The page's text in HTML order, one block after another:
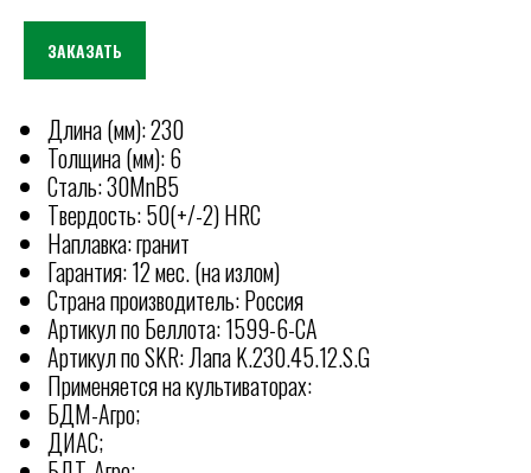
ЗАКАЗАТЬ
Длина (мм): 230
Толщина (мм): 6
Сталь: 30MnB5
Твердость: 50(+/-2) HRC
Наплавка: гранит
Гарантия: 12 мес. (на излом)
Страна производитель: Россия
Артикул по Беллота: 1599-6-СА
Артикул по SKR: Лапа K.230.45.12.S.G
Применяется на культиваторах:
БДМ-Агро;
ДИАС;